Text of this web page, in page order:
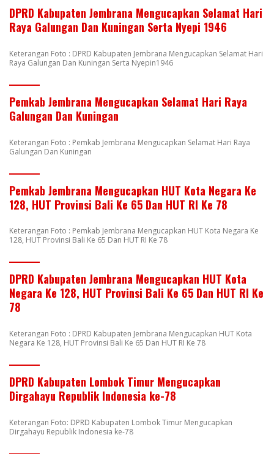
DPRD Kabupaten Jembrana Mengucapkan Selamat Hari
Raya Galungan Dan Kuningan Serta Nyepi 1946
Keterangan Foto : DPRD Kabupaten Jembrana Mengucapkan Selamat Hari
Raya Galungan Dan Kuningan Serta Nyepin1946
Pemkab Jembrana Mengucapkan Selamat Hari Raya
Galungan Dan Kuningan
Keterangan Foto : Pemkab Jembrana Mengucapkan Selamat Hari Raya
Galungan Dan Kuningan
Pemkab Jembrana Mengucapkan HUT Kota Negara Ke
128, HUT Provinsi Bali Ke 65 Dan HUT RI Ke 78
Keterangan Foto : Pemkab Jembrana Mengucapkan HUT Kota Negara Ke
128, HUT Provinsi Bali Ke 65 Dan HUT RI Ke 78
DPRD Kabupaten Jembrana Mengucapkan HUT Kota
Negara Ke 128, HUT Provinsi Bali Ke 65 Dan HUT RI Ke
78
Keterangan Foto : DPRD Kabupaten Jembrana Mengucapkan HUT Kota
Negara Ke 128, HUT Provinsi Bali Ke 65 Dan HUT RI Ke 78
DPRD Kabupaten Lombok Timur Mengucapkan
Dirgahayu Republik Indonesia ke-78
Keterangan Foto: DPRD Kabupaten Lombok Timur Mengucapkan
Dirgahayu Republik Indonesia ke-78